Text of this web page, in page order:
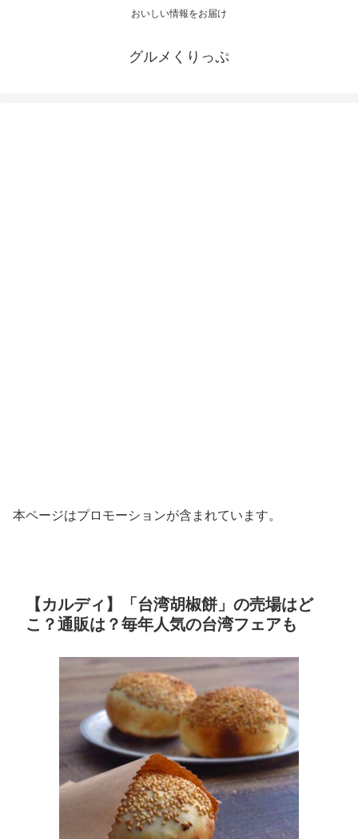
おいしい情報をお届け
グルメくりっぷ
本ページはプロモーションが含まれています。
【カルディ】「台湾胡椒餅」の売場はど
こ？通販は？毎年人気の台湾フェアも